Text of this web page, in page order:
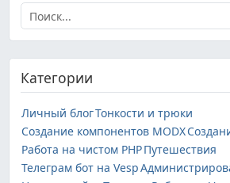
Категории
Личный блогТонкости и трюки
Создание компонентов MODX
Работа на чистом PHPПутешествия
Телеграм бот на Vesp